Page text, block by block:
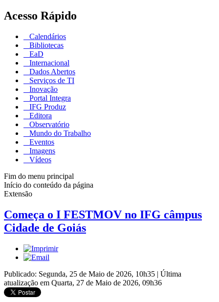
Acesso Rápido
Calendários
Bibliotecas
EaD
Internacional
Dados Abertos
Serviços de TI
Inovação
Portal Integra
IFG Produz
Editora
Observatório
Mundo do Trabalho
Eventos
Imagens
Vídeos
Fim do menu principal
Início do conteúdo da página
Extensão
Começa o I FESTMOV no IFG câmpus
Cidade de Goiás
Publicado: Segunda, 25 de Maio de 2026, 10h35 | Última
atualização em Quarta, 27 de Maio de 2026, 09h36